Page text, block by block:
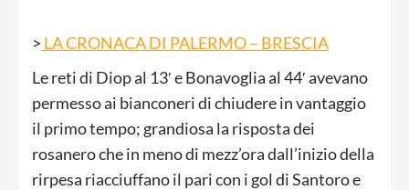
> LA CRONACA DI PALERMO – BRESCIA
Le reti di Diop al 13′ e Bonavoglia al 44′ avevano
permesso ai bianconeri di chiudere in vantaggio
il primo tempo; grandiosa la risposta dei
rosanero che in meno di mezz’ora dall’inizio della
rirpesa riacciuffano il pari con i gol di Santoro e